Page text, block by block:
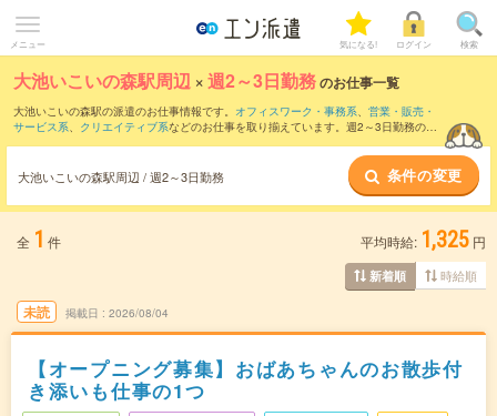
メニュー 気になる! ログイン 検索
大池いこいの森駅周辺 ×週2～3日勤務のお仕事一覧
大池いこいの森駅の派遣のお仕事情報です。 オフィスワーク・事務系、 営業・販売・
サービス系、 クリエイティブ系などのお仕事を取り揃えています。週2～3日勤務の条
大池いこいの森駅周辺 / 週2～3日勤務 条件の変更
全 1 件 平均時給: 1,325 円
新着順 時給順
未読 掲載日 2026/08/04
【オープニング募集】おばあちゃんのお散歩付
き添いも仕事の1つ